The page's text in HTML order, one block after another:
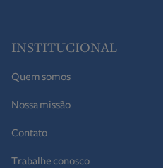
INSTITUCIONAL
Quem somos
Nossa missão
Contato
Trabalhe conosco